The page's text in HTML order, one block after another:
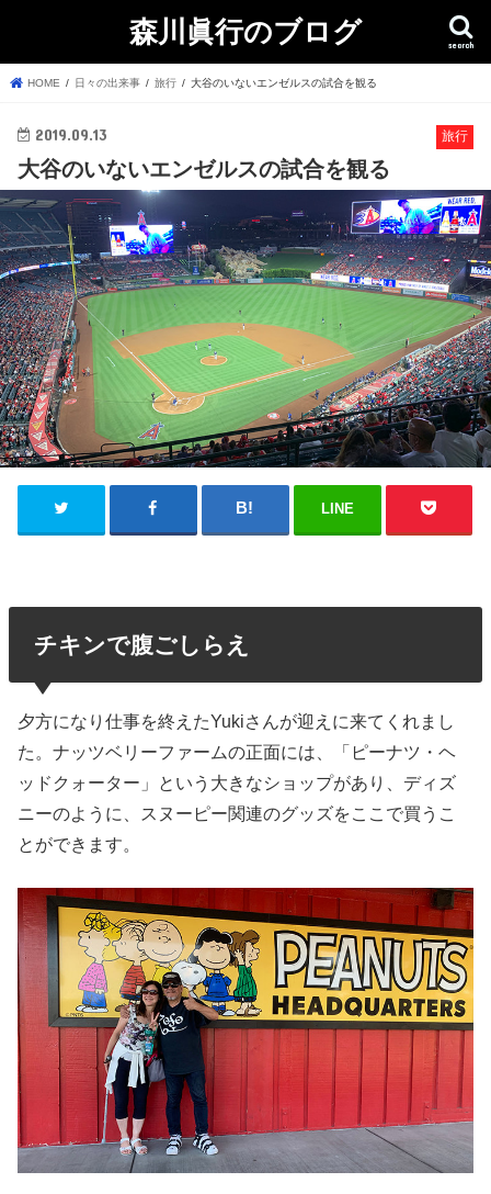
森川眞行のブログ search
HOME 日々の出来事 旅行 大谷のいないエンゼルスの試合を観る
旅行
2019.09.13
大谷のいないエンゼルスの試合を観る
LINE
チキンで腹ごしらえ
夕方になり仕事を終えたYukiさんが迎えに来てくれまし
た。ナッツベリーファームの正面には、「ピーナツ・ヘ
ッドクォーター」という大きなショップがあり、ディズ
ニーのように、スヌーピー関連のグッズをここで買うこ
とができます。